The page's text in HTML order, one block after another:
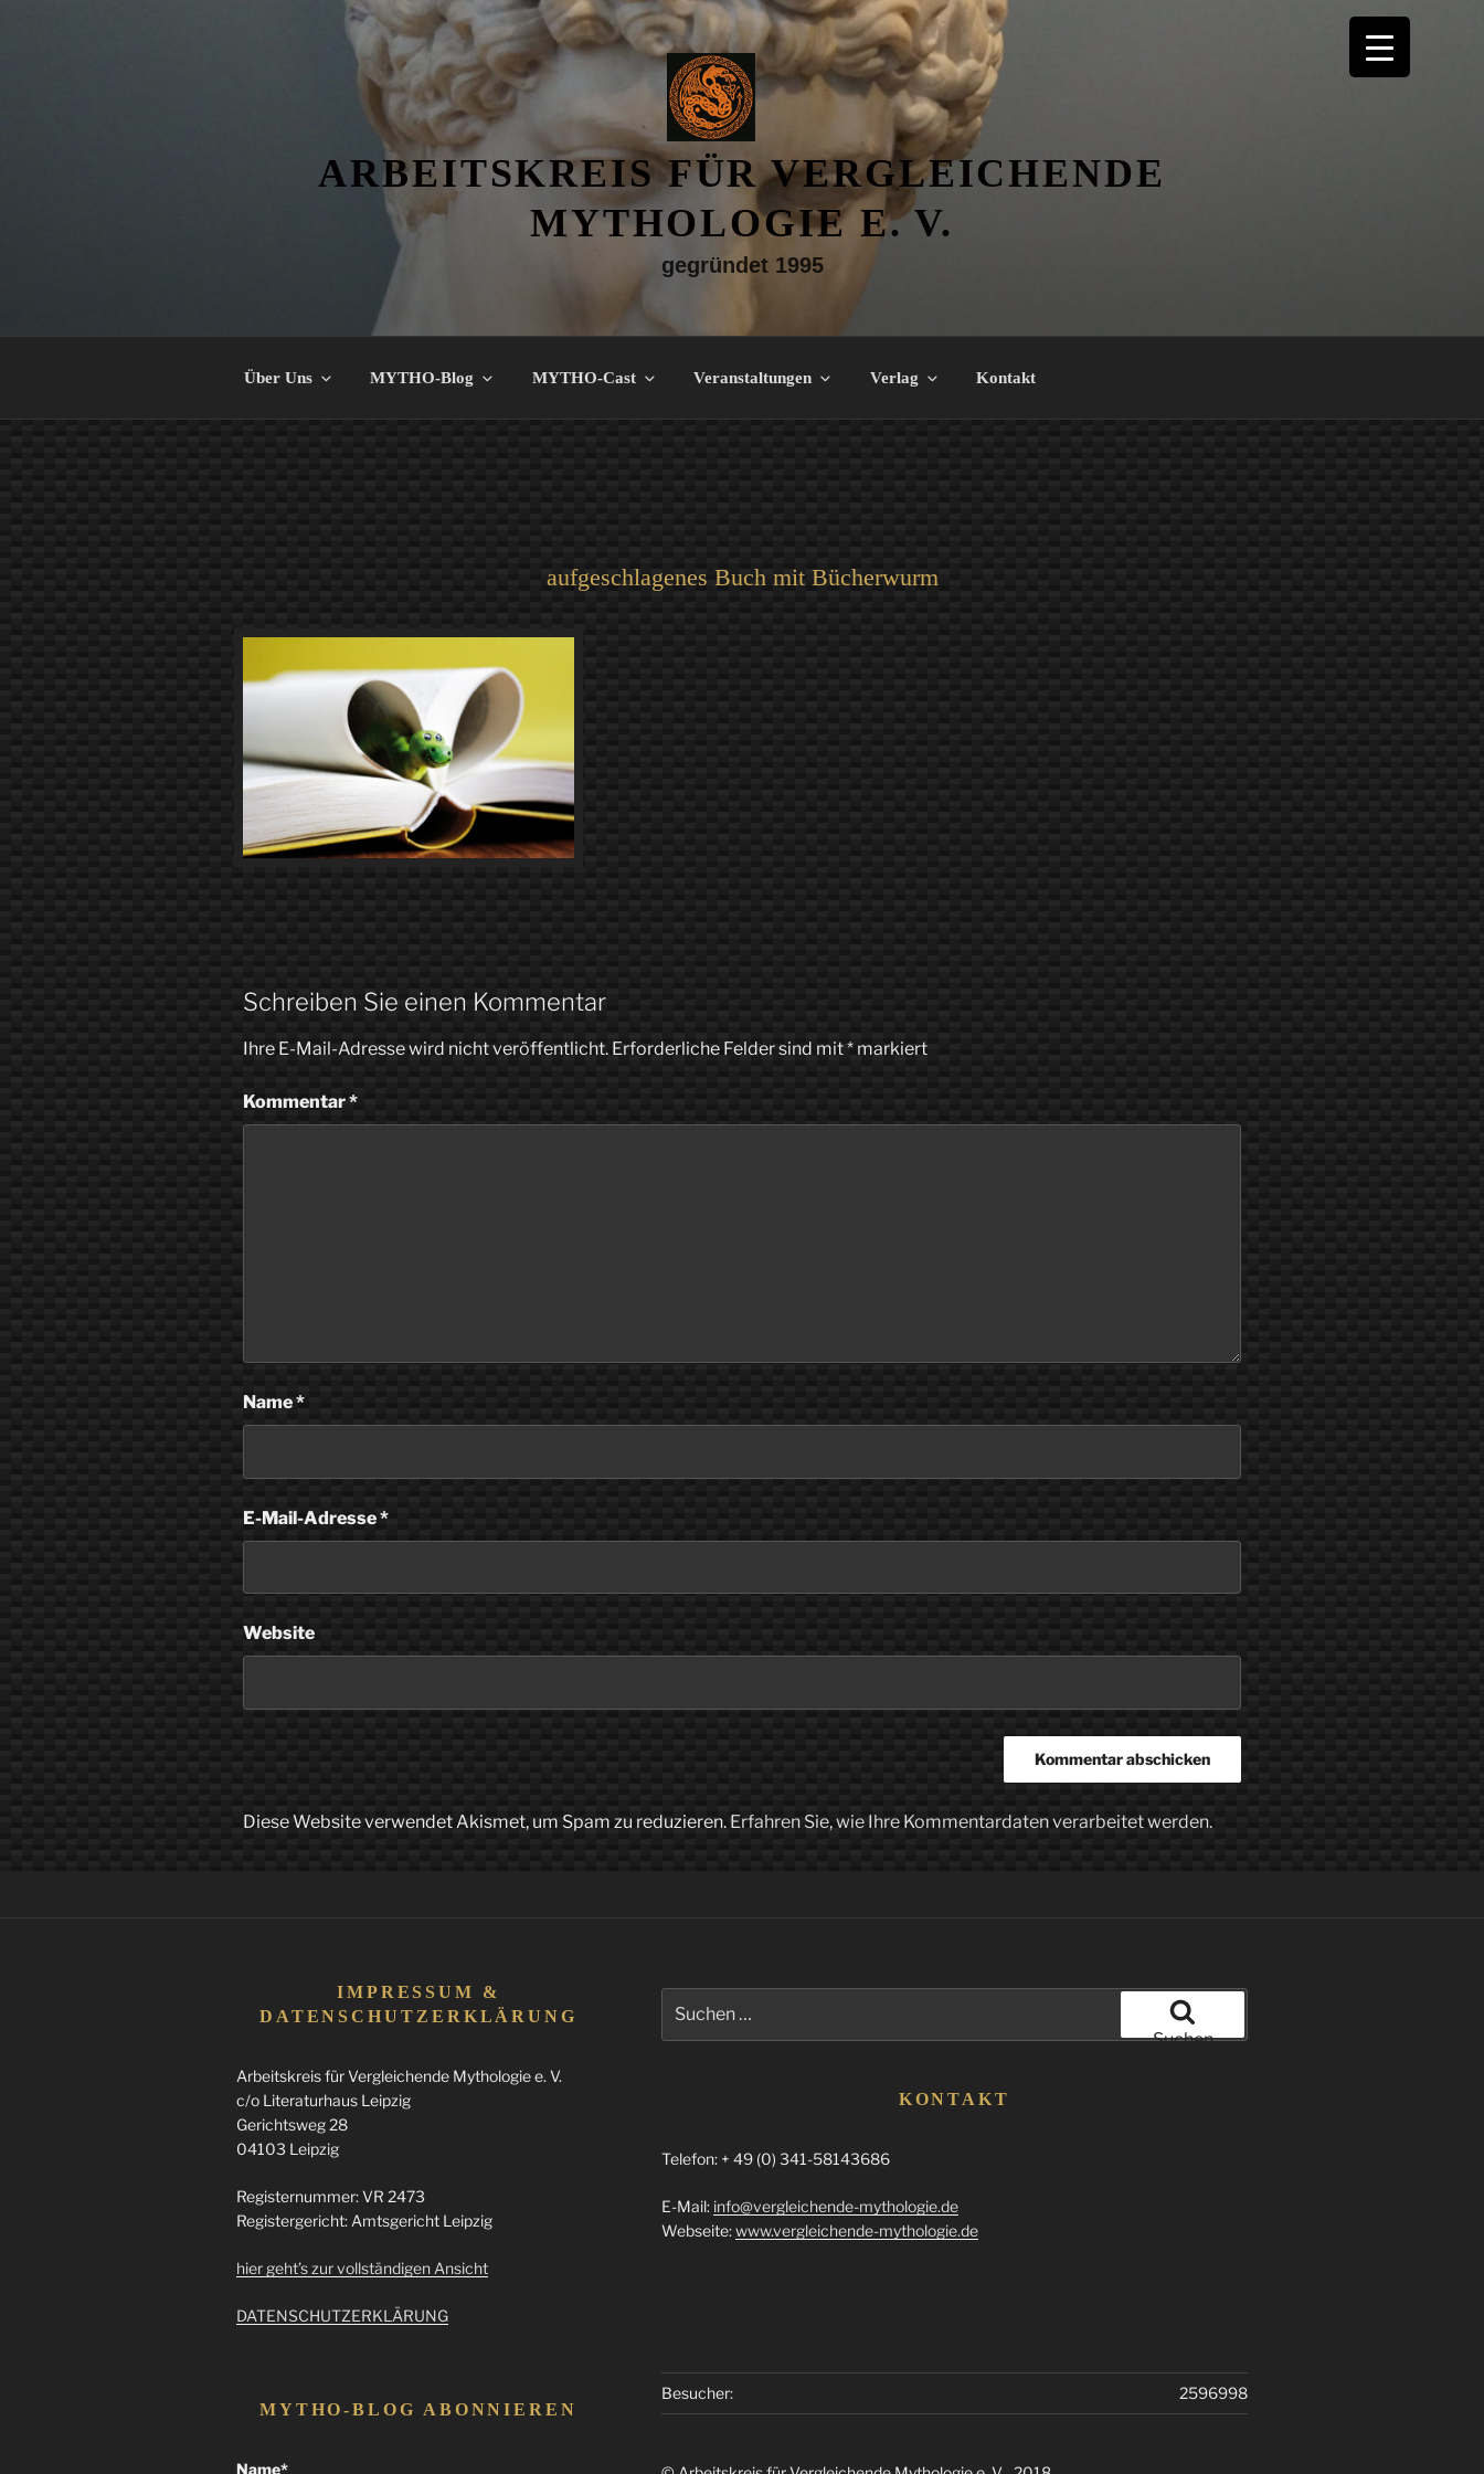
ARBEITSKREIS FÜR VERGLEICHENDE
MYTHOLOGIE E. V.
gegründet 1995
Über Uns MYTHO-Blog MYTHO-Cast Veranstaltungen Verlag Kontakt
aufgeschlagenes Buch mit Bücherwurm
Schreiben Sie einen Kommentar
Ihre E-Mail-Adresse wird nicht veröffentlicht. Erforderliche Felder sind mit* markiert
Kommentar*
Name*
E-Mail-Adresse*
Website
Diese Website verwendet Akismet, um Spam zu reduzieren. Erfahren Sie, wie Ihre Kommentardaten verarbeitet werden.
IMPRESSUM &
DATENSCHUTZERKLÄRUNG
Arbeitskreis für Vergleichende Mythologie e. V.
c/o Literaturhaus Leipzig
Gerichtsweg 28
04103 Leipzig
Registernummer: VR 2473
Registergericht: Amtsgericht Leipzig
hier geht’s zur vollständigen Ansicht
DATENSCHUTZERKLÄRUNG
MYTHO-BLOG ABONNIEREN
Name*
nach:
Suchen
KONTAKT
Telefon: + 49 (0) 341-58143686
E-Mail: info@vergleichende-mythologie.de
Webseite:www.vergleichende-mythologie.de
2596998
Besucher: